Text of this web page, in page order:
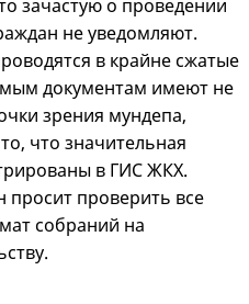
зачастую о проведении
не уведомляют.
в крайне сжатые
документам имеют не
зрения мундепа,
что значительная
в ГИС ЖКХ.
просит проверить все
собраний на